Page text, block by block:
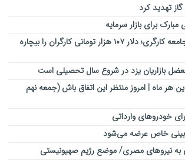
تهدید کرد
فشار بی رحمانه به جامعه کارگری؛ دلار ۱۰۷ هزار تومانی کارگران را بیچاره
بازاریان یزد در شروع سال تحصیلی است
هر ماه‌ | امروز منتظر این اتفاق باش (جمعه نهم
خودروهای وارداتی
خاص عرضه می‌شود
به نیروهای مصری/ موضع رژیم صهیونیستی